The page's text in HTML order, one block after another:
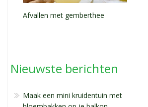
Afvallen met gemberthee
Nieuwste berichten
Maak een mini kruidentuin met